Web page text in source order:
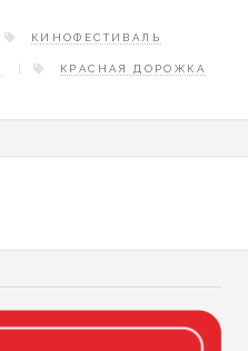
КИНОФЕСТИВАЛЬ
КРАСНАЯ ДОРОЖКА